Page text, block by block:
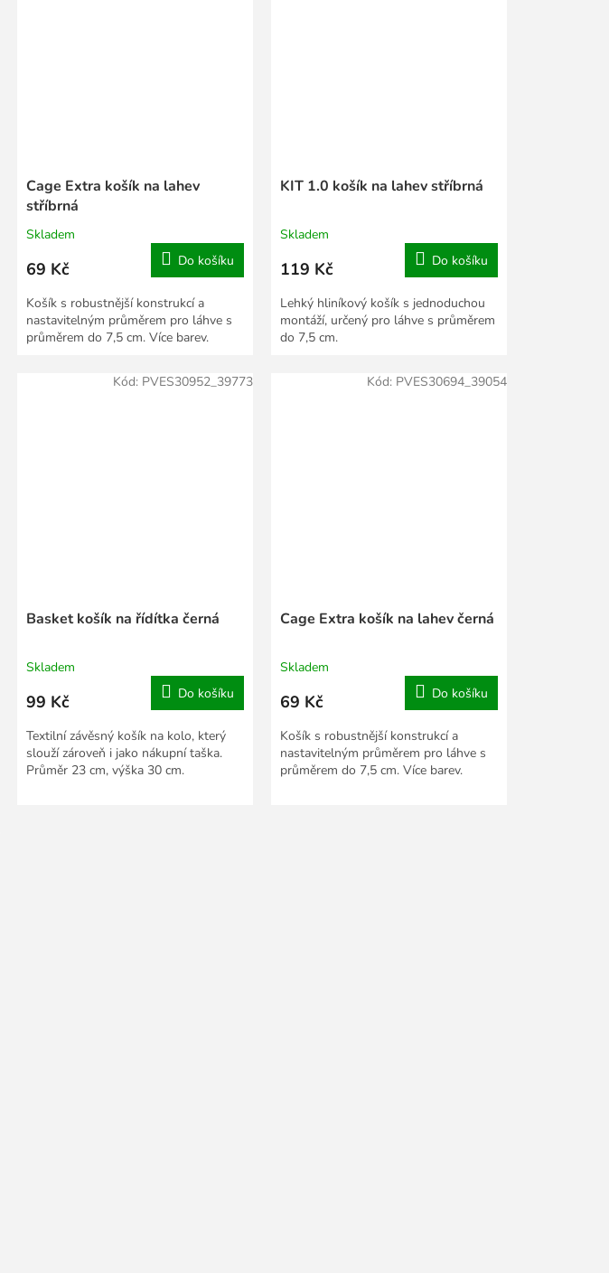
Cage Extra košík na lahev
stříbrná
Skladem
69 Kč Do košíku
Košík s robustnější konstrukcí a
nastavitelným průměrem pro láhve s
průměrem do 7,5 cm. Více barev.
KIT 1.0 košík na lahev stříbrná
Skladem
119 Kč Do košíku
Lehký hliníkový košík s jednoduchou
montáží, určený pro láhve s průměrem
do 7,5 cm.
Basket košík na řídítka černá
Skladem
99 Kč Do košíku
Textilní závěsný košík na kolo, který
slouží zároveň i jako nákupní taška.
Průměr 23 cm, výška 30 cm.
Kód: PVES30952_39773
Cage Extra košík na lahev černá
Skladem
69 Kč Do košíku
Košík s robustnější konstrukcí a
nastavitelným průměrem pro láhve s
průměrem do 7,5 cm. Více barev.
Kód: PVES30694_39054